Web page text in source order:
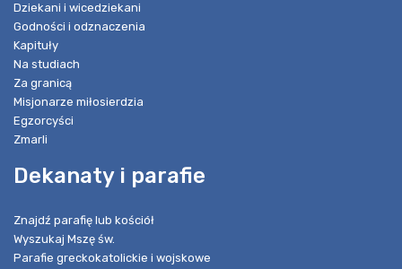
Dziekani i wicedziekani
Godności i odznaczenia
Kapituły
Na studiach
Za granicą
Misjonarze miłosierdzia
Egzorcyści
Zmarli
Dekanaty i parafie
Znajdź parafię lub kościół
Wyszukaj Mszę św.
Parafie greckokatolickie i wojskowe